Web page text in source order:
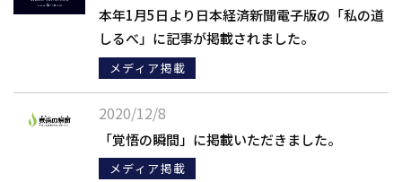
本年1月5日より日本経済新聞電子版の「私の道
しるべ」に記事が掲載されました。
メディア掲載
2020/12/8
「覚悟の瞬間」に掲載いただきました。
メディア掲載